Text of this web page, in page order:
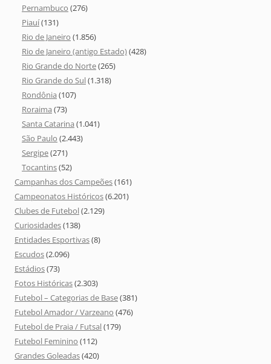
Pernambuco (276)
Piauí(131)
Rio de Janeiro (1.856)
Rio de Janeiro (antigo Estado)(428)
Rio Grande do Norte(265)
Rio Grande do Sul(1.318)
Rondônia (107)
Roraima (73)
Santa Catarina (1.041)
São Paulo (2.443)
Sergipe(271)
Tocantins(52)
Campanhas dos Campeões(161)
Campeonatos Históricos(6.201)
Clubes de Futebol(2.129)
Curiosidades(138)
Entidades Esportivas(8)
Escudos(2.096)
Estádios(73)
Fotos Históricas(2.303)
Futebol – Categorias de Base(381)
Futebol Amador / Varzeano (476)
Futebol de Praia / Futsal(179)
Futebol Feminino (112)
Grandes Goleadas(420)